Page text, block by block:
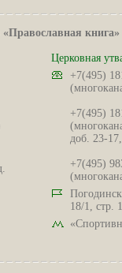
книга»
Церковная
+7(495)
+7(495)
доб. 23-17,
+7(495)
18/1, стр. 1.